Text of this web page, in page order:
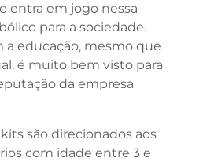
entra em jogo nessa
para a sociedade.
a educação, mesmo que
é muito bem visto para
da empresa
são direcionados aos
com idade entre 3 e